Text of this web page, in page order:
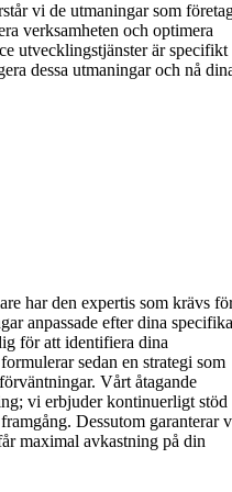
vi de utmaningar som
verksamheten och optimera
utvecklingstjänster är specifikt
dessa utmaningar och nå
har den expertis som krävs
anpassade efter dina specifika
för att identifiera dina
sedan en strategi som
Vårt åtagande
vi erbjuder kontinuerligt stöd
Dessutom garanterar
maximal avkastning på din